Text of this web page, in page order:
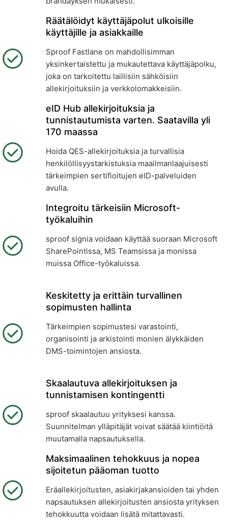
Räätälöidyt käyttäjäpolut ulkoisille
käyttäjille ja asiakkaille
Sproof Fastlane on mahdollisimman
yksinkertaistettu ja mukautettava käyttäjäpolku,
joka on tarkoitettu laillisiin sähköisiin
allekirjoituksiin ja verkkolomakkeisiin.
eID Hub allekirjoituksia ja
tunnistautumista varten. Saatavilla yli
170 maassa
Hoida QES-allekirjoituksia ja turvallisia
henkilöllisyystarkistuksia maailmanlaajuisesti
tärkeimpien sertifioitujen eID-palveluiden
avulla.
Integroitu tärkeisiin Microsoft-
työkaluihin
sproof signia voidaan käyttää suoraan Microsoft
SharePointissa, MS Teamsissa ja monissa
muissa Office-työkaluissa.
Keskitetty ja erittäin turvallinen
sopimusten hallinta
Tärkeimpien sopimustesi varastointi,
organisointi ja arkistointi monien älykkäiden
DMS-toimintojen ansiosta.
Skaalautuva allekirjoituksen ja
tunnistamisen kontingentti
sproof skaalautuu yrityksesi kanssa.
Suunnitelman ylläpitäjät voivat säätää kiintiöitä
muutamalla napsautuksella.
Maksimaalinen tehokkuus ja nopea
sijoitetun pääoman tuotto
Eräallekirjoitusten, asiakirjakansioiden tai yhden
napsautuksen allekirjoitusten ansiosta yrityksen
tehokkuutta voidaan lisätä mitattavasti.